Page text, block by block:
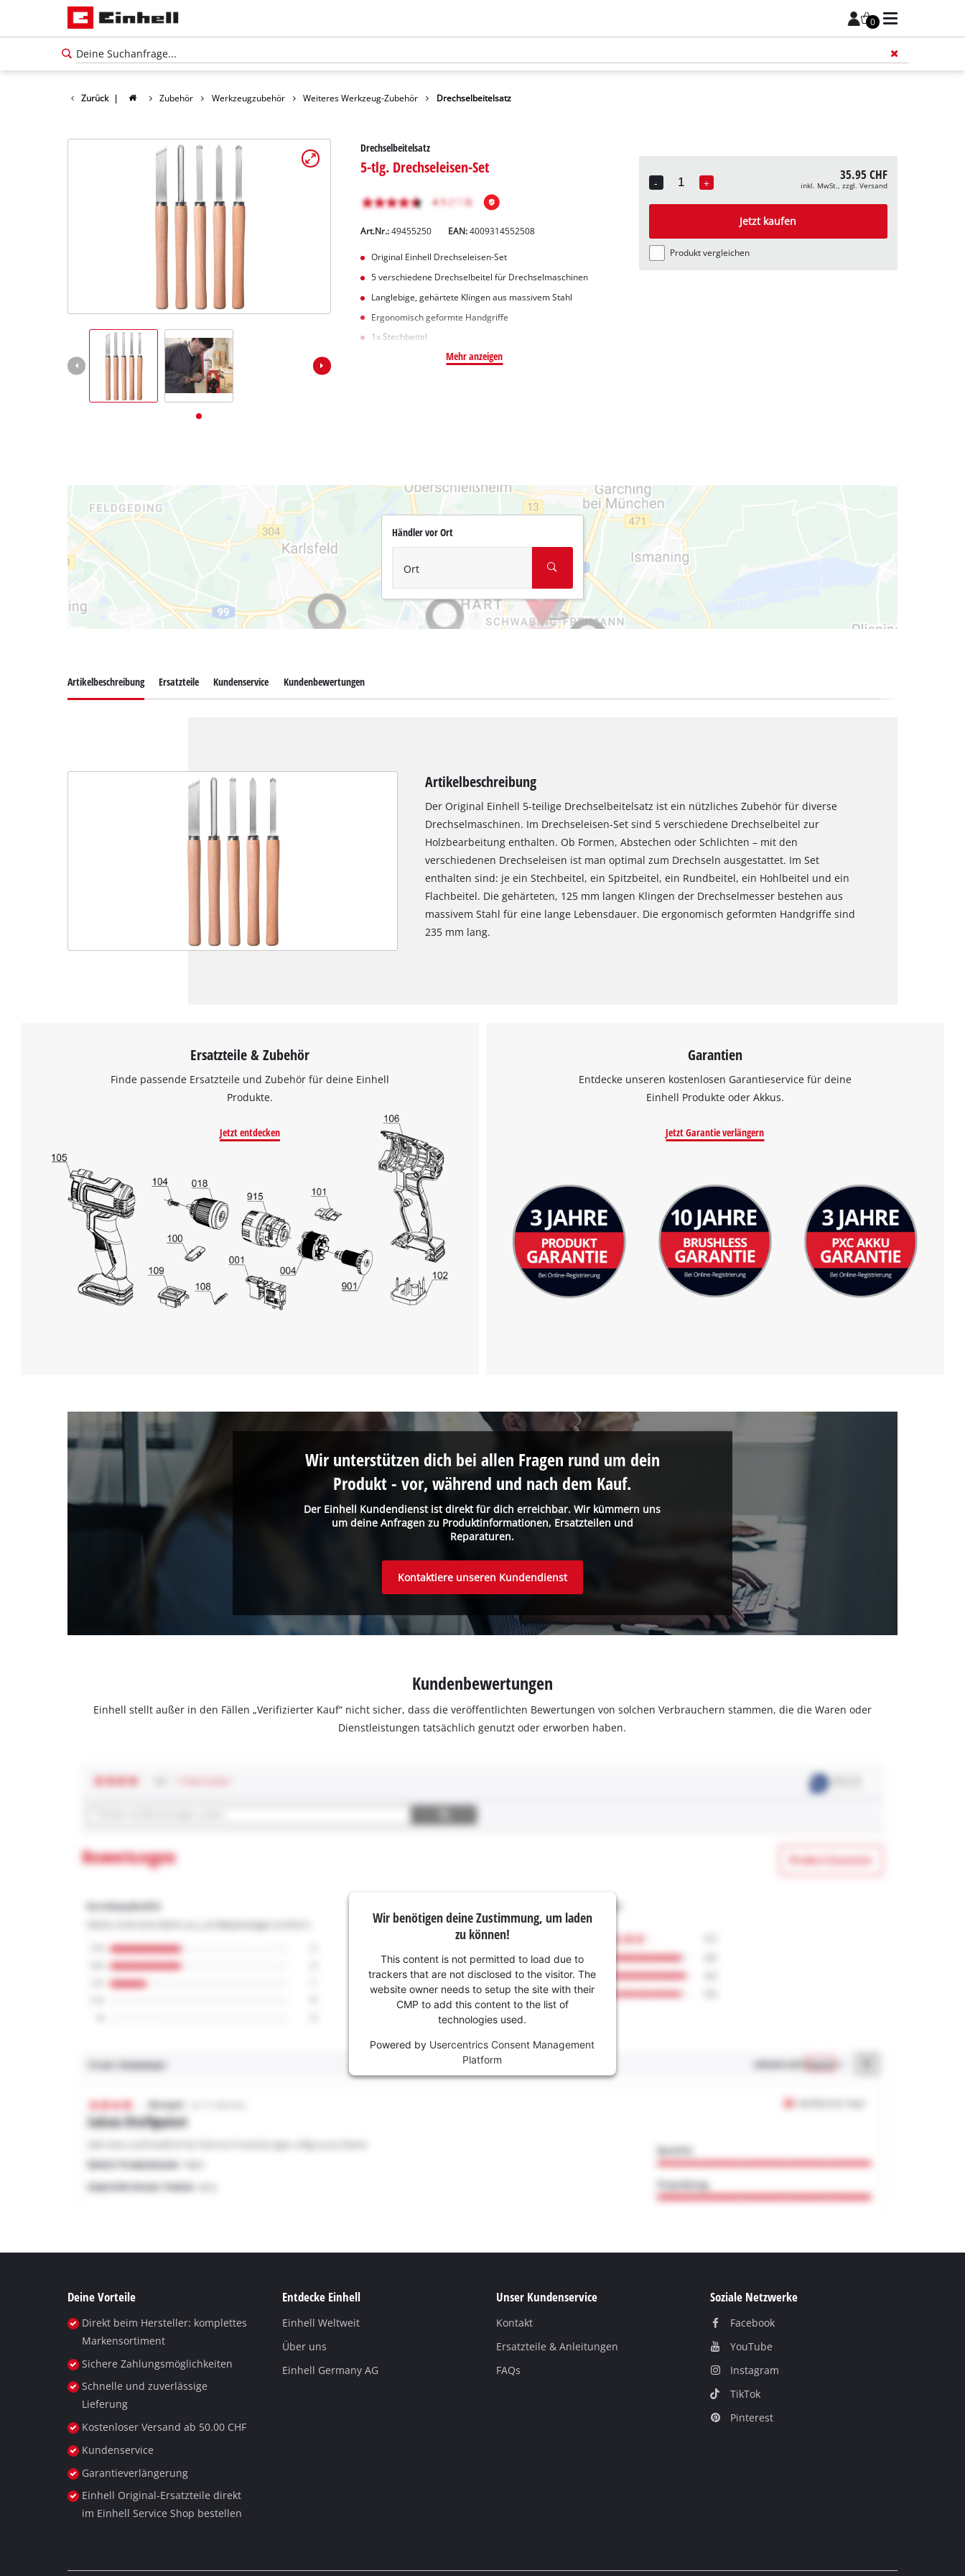
0
Zurück | Zubehör Werkzeugzubehör Weiteres Werkzeug-Zubehör Drechselbeitelsatz
Drechselbeitelsatz
5-tlg. Drechseleisen-Set
Art.Nr.:49455250 EAN:4009314552508
Original Einhell Drechseleisen-Set
5 verschiedene Drechselbeitel für Drechselmaschinen
Langlebige, gehärtete Klingen aus massivem Stahl
Ergonomisch geformte Handgriffe
1x Stechbeitel
Mehr anzeigen
-
Quantity
+ 35.95 CHF
inkl. MwSt., zzgl. Versand
Jetzt kaufen
Produkt vergleichen
Händler vor Ort
Ort
to trackers that are not disclosed to the
visitor. The website owner needs to setup
to the list of technologies used.
Powered byUsercentrics Consent
Artikelbeschreibung Ersatzteile Kundenservice Kundenbewertungen
Artikelbeschreibung
Der Original Einhell 5-teilige Drechselbeitelsatz ist ein nützliches Zubehör für diverse
Drechselmaschinen. Im Drechseleisen-Set sind 5 verschiedene Drechselbeitel zur
Holzbearbeitung enthalten. Ob Formen, Abstechen oder Schlichten – mit den
verschiedenen Drechseleisen ist man optimal zum Drechseln ausgestattet. Im Set
enthalten sind: je ein Stechbeitel, ein Spitzbeitel, ein Rundbeitel, ein Hohlbeitel und ein
Flachbeitel. Die gehärteten, 125 mm langen Klingen der Drechselmesser bestehen aus
massivem Stahl für eine lange Lebensdauer. Die ergonomisch geformten Handgriffe sind
235 mm lang.
Ersatzteile & Zubehör
Finde passende Ersatzteile und Zubehör für deine Einhell
Produkte.
Jetzt entdecken
Garantien
Entdecke unseren kostenlosen Garantieservice für deine
Einhell Produkte oder Akkus.
Jetzt Garantie verlängern
Der Einhell Kundendienst ist direkt für dich erreichbar. Wir kümmern uns
um deine Anfragen zu Produktinformationen, Ersatzteilen und
Reparaturen.
Wir unterstützen dich bei allen Fragen rund um dein
Produkt - vor, während und nach dem Kauf.
Kontaktiere unseren Kundendienst
Kundenbewertungen
Einhell stellt außer in den Fällen „Verifizierter Kauf“ nicht sicher, dass die veröffentlichten Bewertungen von solchen Verbrauchern stammen, die die Waren oder
Dienstleistungen tatsächlich genutzt oder erworben haben.
Wir benötigen deine Zustimmung, um laden
zu können!
This content is not permitted to load due to
trackers that are not disclosed to the visitor. The
website owner needs to setup the site with their
CMP to add this content to the list of
technologies used.
Powered by Usercentrics Consent Management
Platform
Deine Vorteile
Direkt beim Hersteller: komplettes
Markensortiment
Sichere Zahlungsmöglichkeiten
Schnelle und zuverlässige
Lieferung
Kostenloser Versand ab 50.00 CHF
Kundenservice
Garantieverlängerung
Einhell Original-Ersatzteile direkt
im Einhell Service Shop bestellen
Entdecke Einhell
Einhell Weltweit
Über uns
Einhell Germany AG
Unser Kundenservice
Kontakt
Ersatzteile & Anleitungen
FAQs
Soziale Netzwerke
Facebook
YouTube
Instagram
TikTok
Pinterest